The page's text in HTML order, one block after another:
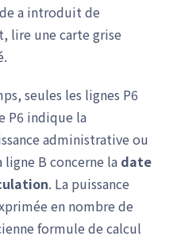
a introduit de
lire une carte grise
seules les lignes P6
P6 indique la
administrative ou
B concerne la date
. La puissance
en nombre de
formule de calcul